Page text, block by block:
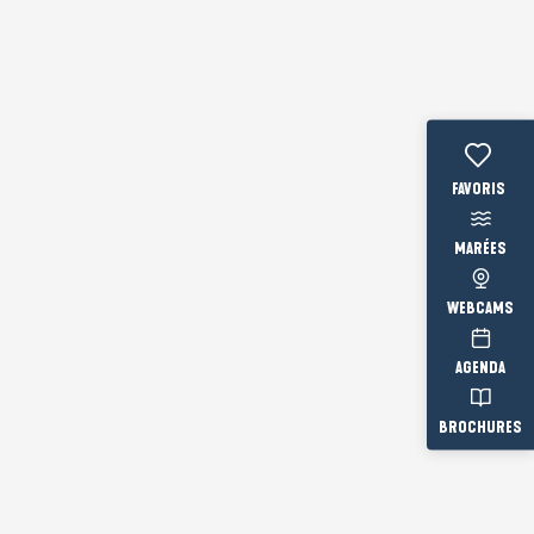
Voir les
MARÉES
WEBCAMS
AGENDA
BROCHURES